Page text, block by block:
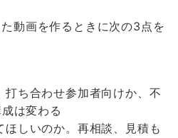
動画を作るときに次の3点を
打ち合わせ参加者向けか、不
は変わる
しいのか。再相談、見積も